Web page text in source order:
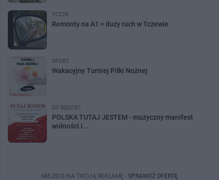
TCZ24
Remonty na A1 = duży ruch w Tczewie
SPORT
Wakacyjny Turniej Piłki Nożnej
CO BĘDZIE?
POLSKA TUTAJ JESTEM - muzyczny manifest
wolności i...
MIEJSCE NA TWOJĄ REKLAMĘ - SPRAWDŹ OFERTĘ